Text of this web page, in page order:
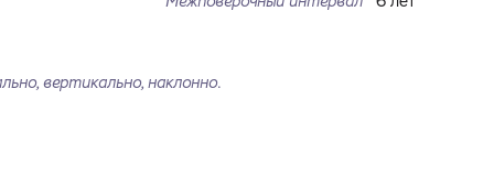
вертикально, наклонно.